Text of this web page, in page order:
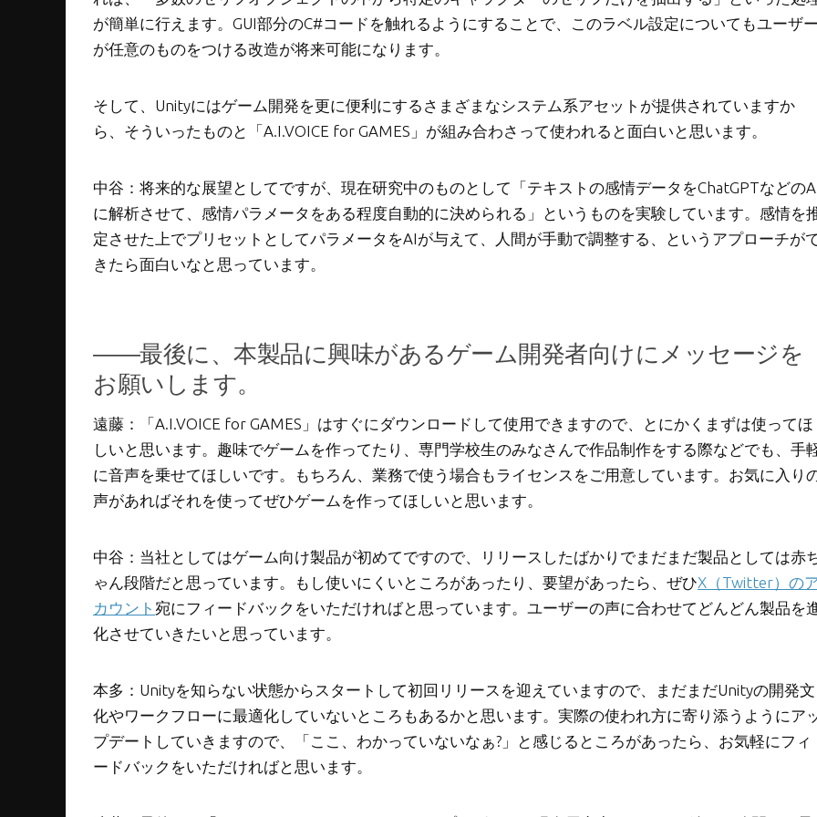
が簡単に行えます。GUI部分のC#コードを触れるようにすることで、このラベル設定についてもユーザー
が任意のものをつける改造が将来可能になります。
そして、Unityにはゲーム開発を更に便利にするさまざまなシステム系アセットが提供されていますか
ら、そういったものと「A.I.VOICE for GAMES」が組み合わさって使われると面白いと思います。
中谷：将来的な展望としてですが、現在研究中のものとして「テキストの感情データをChatGPTなどの
に解析させて、感情パラメータをある程度自動的に決められる」というものを実験しています。感情を
定させた上でプリセットとしてパラメータをAIが与えて、人間が手動で調整する、というアプローチが
きたら面白いなと思っています。
――最後に、本製品に興味があるゲーム開発者向けにメッセージを
お願いします。
遠藤：「A.I.VOICE for GAMES」はすぐにダウンロードして使用できますので、とにかくまずは使ってほ
しいと思います。趣味でゲームを作ってたり、専門学校生のみなさんで作品制作をする際などでも、手
に音声を乗せてほしいです。もちろん、業務で使う場合もライセンスをご用意しています。お気に入り
声があればそれを使ってぜひゲームを作ってほしいと思います。
中谷：当社としてはゲーム向け製品が初めてですので、リリースしたばかりでまだまだ製品としては赤
ゃん段階だと思っています。もし使いにくいところがあったり、要望があったら、ぜひX（Twitter）の
カウント 宛にフィードバックをいただければと思っています。ユーザーの声に合わせてどんどん製品を
化させていきたいと思っています。
本多：Unityを知らない状態からスタートして初回リリースを迎えていますので、まだまだUnityの開発文
化やワークフローに最適化していないところもあるかと思います。実際の使われ方に寄り添うようにア
プデートしていきますので、「ここ、わかっていないなぁ?」と感じるところがあったら、お気軽にフィ
ードバックをいただければと思います。